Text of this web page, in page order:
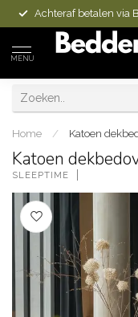
Achteraf betalen via
MENU
Home / Katoen
Katoen
SLEEPTIME